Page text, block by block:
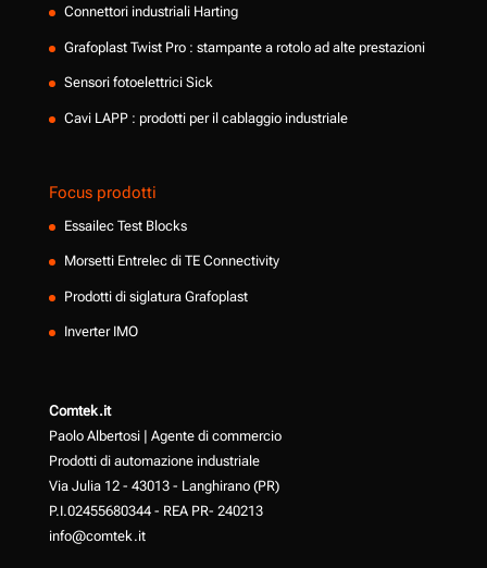
Connettori industriali Harting
Grafoplast Twist Pro : stampante a rotolo ad alte prestazioni
Sensori fotoelettrici Sick
Cavi LAPP : prodotti per il cablaggio industriale
Focus prodotti
Essailec Test Blocks
Morsetti Entrelec di TE Connectivity
Prodotti di siglatura Grafoplast
Inverter IMO
Comtek.it
Paolo Albertosi | Agente di commercio
Prodotti di automazione industriale
Via Julia 12 - 43013 - Langhirano (PR)
P.I.02455680344 - REA PR- 240213
info@comtek.it